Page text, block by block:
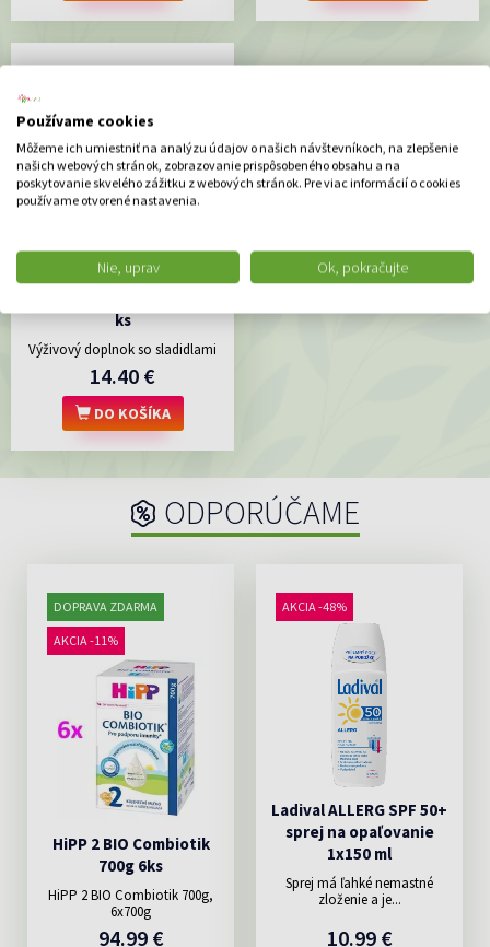
Používame cookies
Môžeme ich umiestniť na analýzu údajov o našich návštevníkoch, na zlepšenie
našich webových stránok, zobrazovanie prispôsobeného obsahu a na
poskytovanie skvelého zážitku z webových stránok. Pre viac informácií o cookies
používame otvorené nastavenia.
Nie, uprav Ok, pokračujte
WALMARK Marťankovia s
Imunactivom cmúľacie
ks
Výživový doplnok so sladidlami
14.40 €
DO KOŠÍKA
ODPORÚČAME
DOPRAVA ZDARMA
AKCIA -11%
HiPP 2 BIO Combiotik
700g 6ks
HiPP 2 BIO Combiotik 700g,
6x700g
94.99 €
AKCIA -48%
Ladival ALLERG SPF 50+
sprej na opaľovanie
1x150 ml
Sprej má ľahké nemastné
zloženie a je...
10.99 €